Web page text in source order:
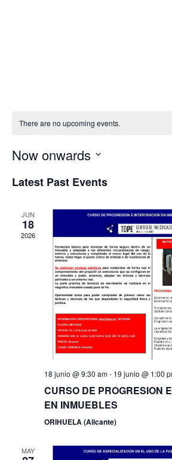
There are no upcoming events.
Now onwards
date.
Latest Past Events
JUN
18
2026
18 junio @ 9:30 am- 19 junio @ 1:00
CURSO DE PROGRESION
EN INMUEBLES
ORIHUELA (Alicante)
MAY